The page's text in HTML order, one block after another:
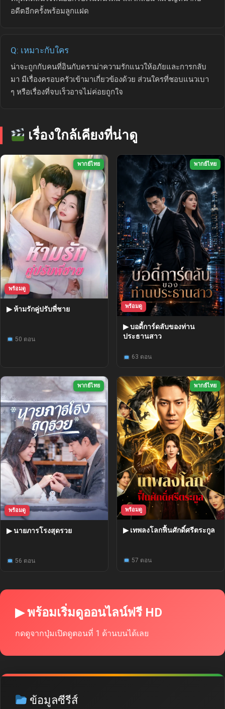
อดีตอีกครั้งพร้อมลูกแฝด
Q: เหมาะกับใคร
น่าจะถูกกับคนที่อินกับดราม่าความรักแนวให้อภัยและการกลับ
มา มีเรื่องครอบครัวเข้ามาเกี่ยวข้องด้วย ส่วนใครที่ชอบแนวเบา
ๆ หรือเรื่องที่จบเร็วอาจไม่ค่อยถูกใจ
เรื่องใกล้เคียงที่น่าดู
พากย์ไทย
พร้อมดู
▶ ห้ามรักคู่ปรับพี่ชาย
50 ตอน
พากย์ไทย
พร้อมดู
▶ บอดี้การ์ดลับของท่าน
ประธานสาว
63 ตอน
พากย์ไทย
พร้อมดู
▶ นายภารโรงสุดรวย
56 ตอน
พากย์ไทย
พร้อมดู
▶ เทพลงโลกฟื้นศักดิ์ศรีตระกูล
57 ตอน
▶ พร้อมเริ่มดูออนไลน์ฟรี HD
กดดูจากปุ่มเปิดดูตอนที่ 1 ด้านบนได้เลย
ข้อมูลซีรีส์